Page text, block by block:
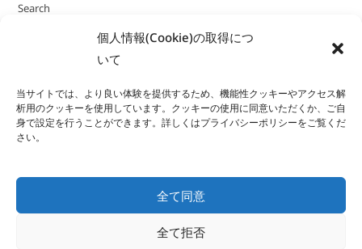
個人情報(Cookie)の取得につ
いて
当サイトでは、より良い体験を提供するため、機能性クッキーやアクセス解
析用のクッキーを使用しています。クッキーの使用に同意いただくか、ご自
身で設定を行うことができます。詳しくはプライバシーポリシーをご覧くだ
さい。
全て同意
全て拒否
Search